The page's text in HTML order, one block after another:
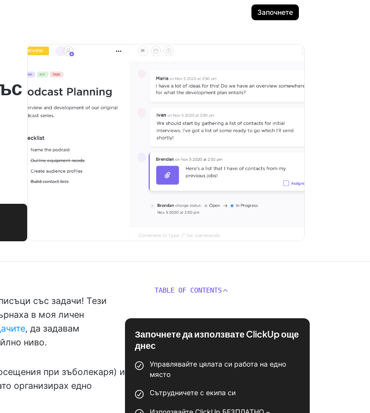
Започнете
със задачи! Тези
в моя личен
, да задавам
ниво.
при зъболекаря) и
организирах едно
TABLE OF CONTENTS
Започнете да използвате ClickUp още
днес
Управлявайте цялата си работа на едно
място
Сътрудничете с екипа си